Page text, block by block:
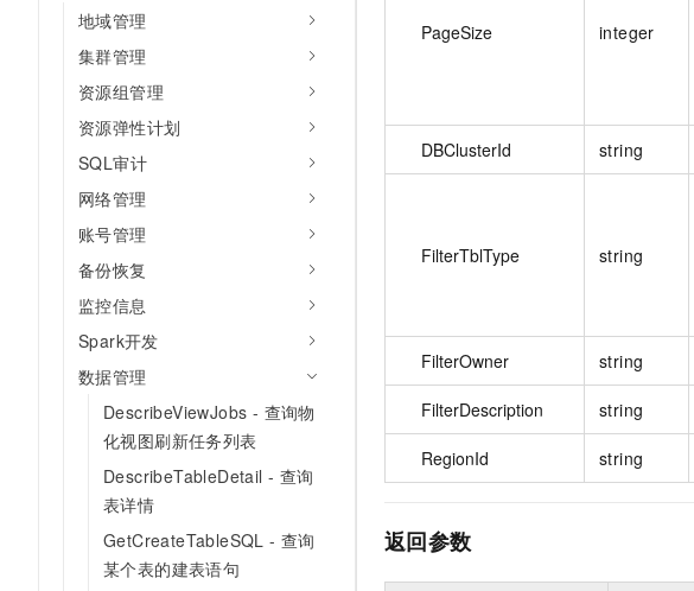
地域管理
集群管理
资源组管理
资源弹性计划
SQL审计
网络管理
账号管理
备份恢复
监控信息
Spark开发
数据管理
DescribeViewJobs - 查询物
化视图刷新任务列表
DescribeTableDetail - 查询
表详情
GetCreateTableSQL - 查询
某个表的建表语句
PageSize integer
DBClusterId string
FilterTblType string
FilterOwner string
FilterDescription string
RegionId string
返回参数